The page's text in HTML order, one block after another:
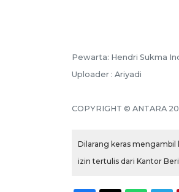
Pewarta: Hendri Sukma
Uploader : Ariyadi
COPYRIGHT © ANTARA
Dilarang keras
izin tertulis dari Kantor